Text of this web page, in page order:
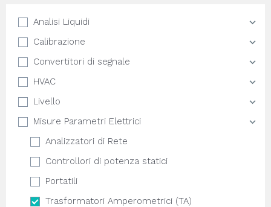
Analisi Liquidi
Calibrazione
Convertitori di segnale
HVAC
Livello
Misure Parametri Elettrici
Analizzatori di Rete
Controllori di potenza statici
Portatili
Trasformatori Amperometrici (TA)